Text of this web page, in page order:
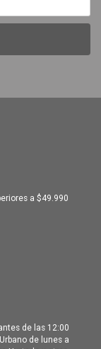
a $49.990
de las 12:00
de lunes a